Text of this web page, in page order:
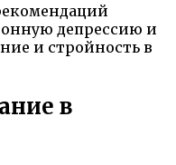
депрессию и
и стройность в
в